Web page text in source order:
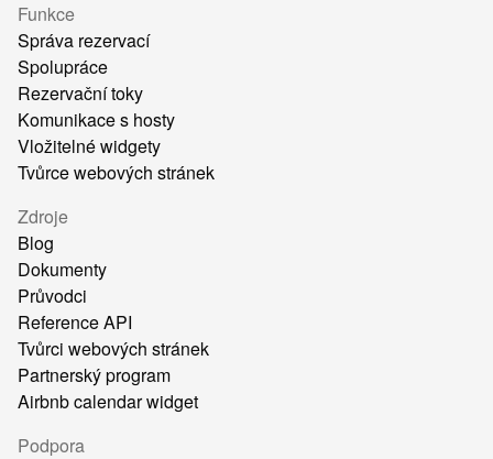
Funkce
Správa rezervací
Spolupráce
Rezervační toky
Komunikace s hosty
Vložitelné widgety
Tvůrce webových stránek
Zdroje
Blog
Dokumenty
Průvodci
Reference API
Tvůrci webových stránek
Partnerský program
Airbnb calendar widget
Podpora